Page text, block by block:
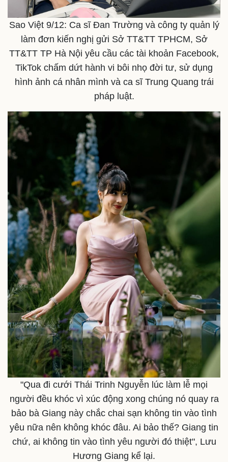
Thế giới
Quan sát
Cuộc sống đó đây
Hồ sơ
Multimedia
Video
Ảnh
E-Magazine
Infographic
Kinh tế
Bất động sản
Khởi nghiệp
Thị trường
Giá vàng
Tiêu dùng
Tỷ giá
Sao Việt 9/12: Ca sĩ Đan Trường và công ty quản lý
làm đơn kiến nghị gửi Sở TT&TT TPHCM, Sở
TT&TT TP Hà Nội yêu cầu các tài khoản Facebook,
TikTok chấm dứt hành vi bôi nhọ đời tư, sử dụng
hình ảnh cá nhân mình và ca sĩ Trung Quang trái
pháp luật.
"Qua đi cưới Thái Trinh Nguyễn lúc làm lễ mọi
người đều khóc vì xúc động xong chúng nó quay ra
bảo bà Giang này chắc chai sạn không tin vào tình
yêu nữa nên không khóc đâu. Ai bảo thế? Giang tin
chứ, ai không tin vào tình yêu người đó thiệt", Lưu
Hương Giang kể lại.